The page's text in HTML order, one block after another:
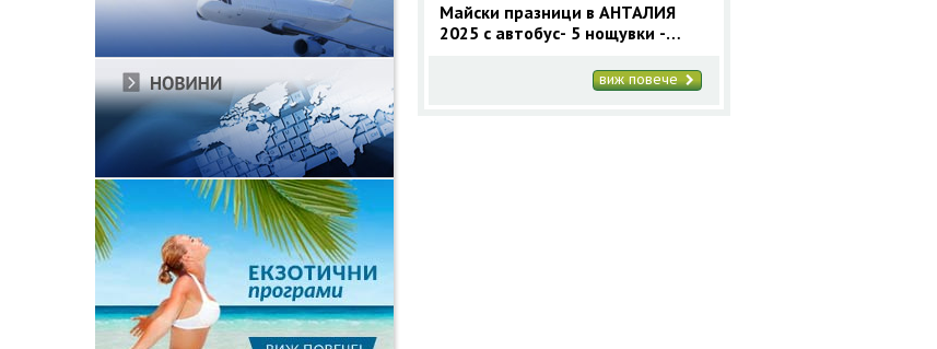
Майски празници в АНТАЛИЯ
2025 с автобус- 5 нощувки -
виж повече